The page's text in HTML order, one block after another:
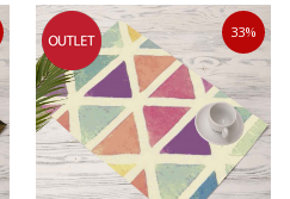
Dodaj u korpu
33%